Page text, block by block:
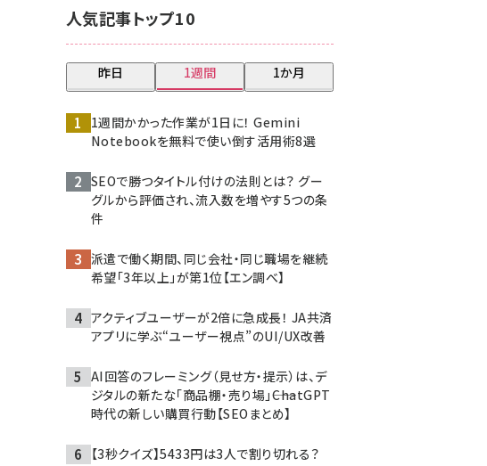
人気記事トップ10
昨日 1週間 1か月
1週間かかった作業が1日に！ Gemini
Notebookを無料で使い倒す活用術8選
SEOで勝つタイトル付けの法則とは？ グー
グルから評価され、流入数を増やす5つの条
件
派遣で働く期間、同じ会社・同じ職場を継続
希望「3年以上」が第1位【エン調べ】
アクティブユーザーが2倍に急成長！ JA共済
アプリに学ぶ“ユーザー視点”のUI/UX改善
AI回答のフレーミング（見せ方・提示）は、デ
ジタルの新たな「商品棚・売り場」――ChatGPT
時代の新しい購買行動【SEOまとめ】
【3秒クイズ】5433円は3人で割り切れる？